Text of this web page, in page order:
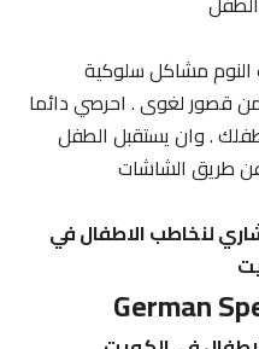
مشاكل سلوكية
لغوى . احرصي دائما
. وان يستقبل الطفل
طريق الشاشات
لنخاطب الاطفال في
German